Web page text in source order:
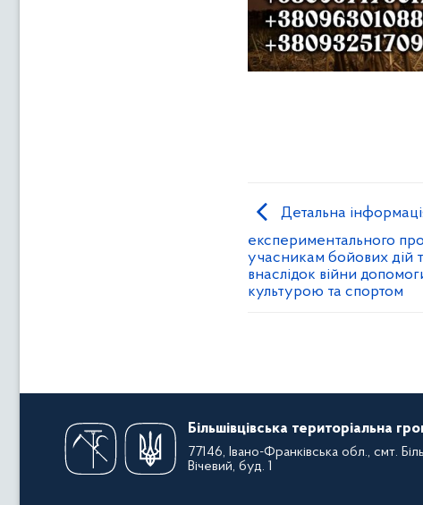
Детальна
експериментального
учасникам бойових дій
внаслідок війни
культурою та спортом
Більшівцівська територіальна
77146, Івано-Франківська обл., смт.
Вічевий, буд. 1